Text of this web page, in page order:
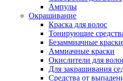
Ампулы
Окрашивание
Краска для волос
Тонирующие
Безаммиачные краски
Аммиачные краски
Окислители для
Для закрашивания
Средства от